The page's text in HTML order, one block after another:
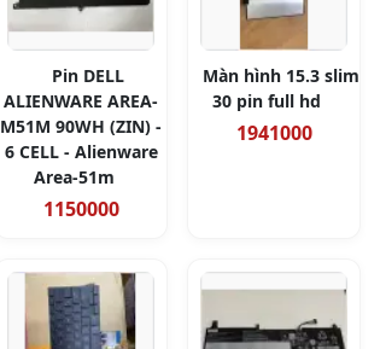
Pin DELL
ALIENWARE AREA-
M51M 90WH (ZIN) -
6 CELL - Alienware
Area-51m
1150000
Màn hình 15.3 slim
30 pin full hd
1941000